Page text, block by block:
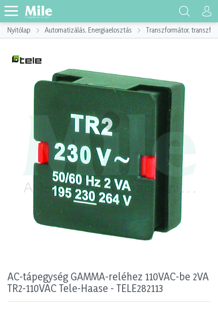
Nyitólap Automatizálás, Energiaelosztás Transzformátor,
AC-tápegység GAMMA-reléhez 110VAC-be 2VA
TR2-110VAC Tele-Haase - TELE282113